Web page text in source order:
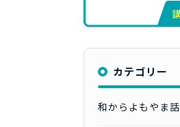
カテゴリー
和からよもやま話